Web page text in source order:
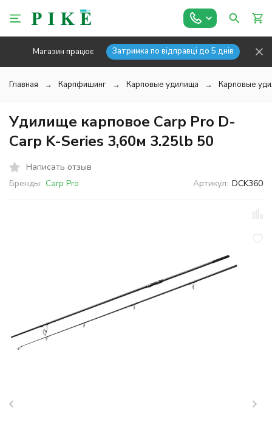
Магазин працює Затримка по відправці до 5 днів
Главная Карпфишинг Карповые удилища Карповые
Удилище карповое Carp Pro D-
Carp K-Series 3,60м 3.25lb 50
Написать отзыв
Бренды: Carp Pro Артикул: DCK360